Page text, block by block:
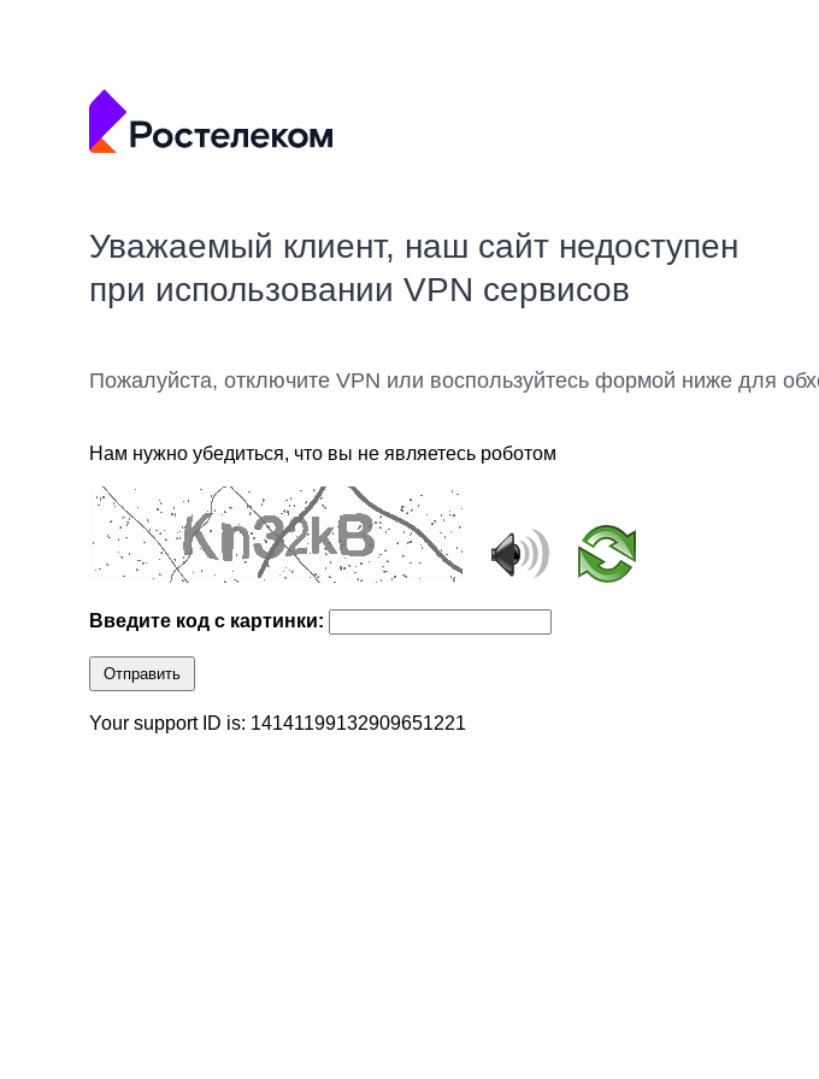
Уважаемый клиент, наш сайт недоступен
при использовании VPN сервисов
Пожалуйста, отключите VPN или воспользуйтесь формой ниже для
Нам нужно убедиться, что вы не являетесь роботом
Введите код с картинки:
Отправить
Your support ID is: 14141199132909651221